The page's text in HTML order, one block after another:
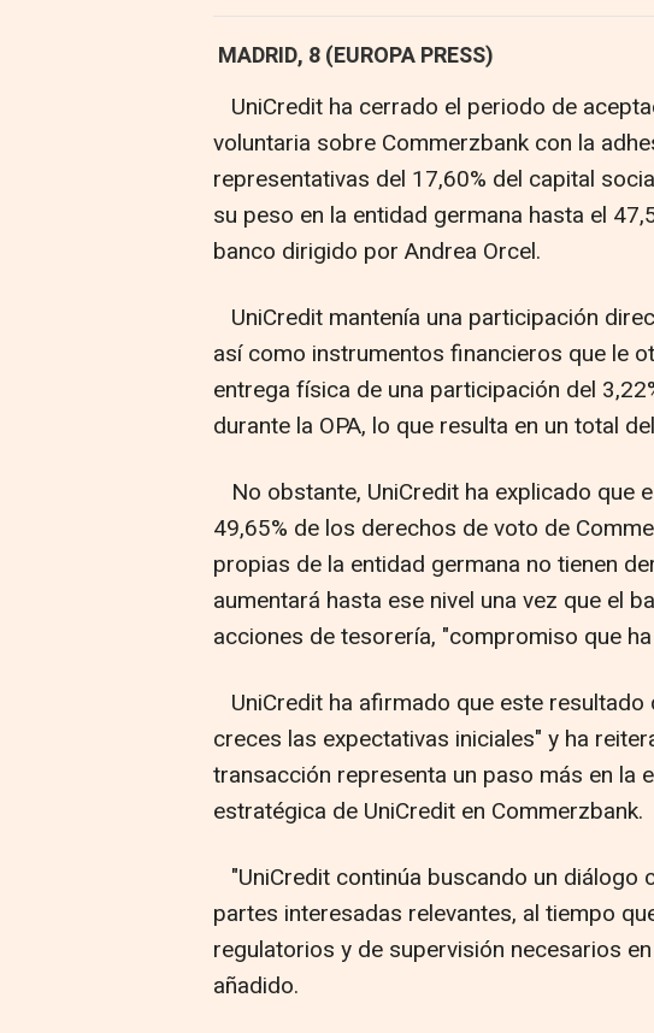
MADRID, 8 (EUROPA PRESS)
UniCredit ha cerrado el periodo de
voluntaria sobre Commerzbank con la
representativas del 17,60% del capital
su peso en la entidad germana hasta el
banco dirigido por Andrea Orcel.
UniCredit mantenía una participación
así como instrumentos financieros que le
entrega física de una participación del
durante la OPA, lo que resulta en un total
No obstante, UniCredit ha explicado que
49,65% de los derechos de voto de
propias de la entidad germana no tienen
aumentará hasta ese nivel una vez que el
acciones de tesorería, "compromiso que
UniCredit ha afirmado que este resultado
creces las expectativas iniciales" y ha
transacción representa un paso más en la
estratégica de UniCredit en Commerzbank.
"UniCredit continúa buscando un
partes interesadas relevantes, al tiempo
regulatorios y de supervisión necesarios
añadido.